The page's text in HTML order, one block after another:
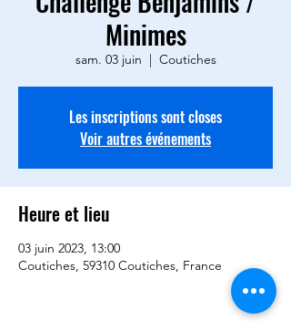
Minimes
sam. 03 juin
  |
Coutiches
Les inscriptions sont closes
Voir autres événements
Heure et lieu
03 juin 2023, 13:00
Coutiches, 59310 Coutiches, France